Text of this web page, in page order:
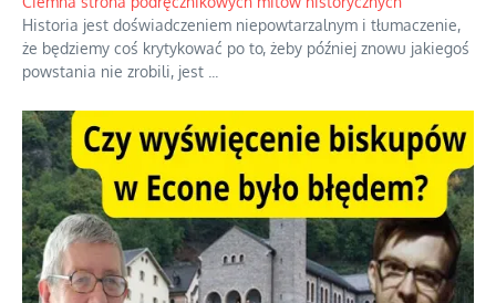
również polityki międzynarodowej, a...